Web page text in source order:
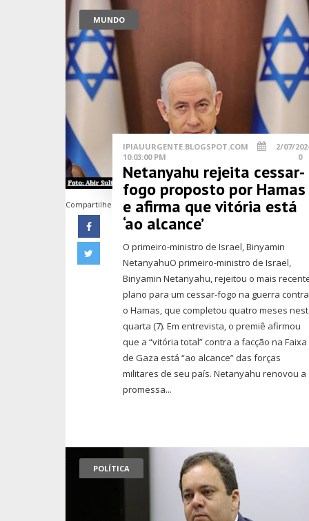
MUNDO
Compartilhe
IPIAUURGENTE.BLOGSPOT.COM
2/07/
10:03:00 PM
0
Netanyahu rejeita cessar-
fogo proposto por Hamas
e afirma que vitória está
‘ao alcance’
O primeiro-ministro de Israel, Binyamin
NetanyahuO primeiro-ministro de Israel,
Binyamin Netanyahu, rejeitou o mais
plano para um cessar-fogo na guerra contra
o Hamas, que completou quatro meses
quarta (7). Em entrevista, o premiê afirmou
que a “vitória total” contra a facção na Faixa
de Gaza está “ao alcance” das forças
militares de seu país. Netanyahu renovou a
promessa...
POLÍTICA